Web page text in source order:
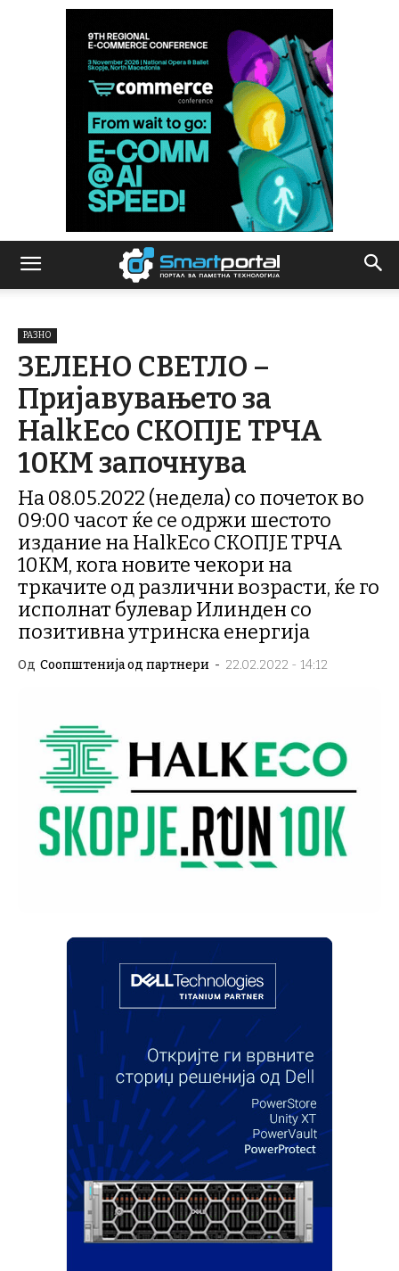
РАЗНО
ЗЕЛЕНО СВЕТЛО –
Пријавувањето за
HalkEco СКОПЈЕ ТРЧА
10КМ започнува
На 08.05.2022 (недела) со почеток во
09:00 часот ќе се одржи шестото
издание на HalkEco СКОПЈЕ ТРЧА
10КМ, кога новите чекори на
тркачите од различни возрасти, ќе го
исполнат булевар Илинден со
позитивна утринска енергија
Од Соопштенија од партнери - 22.02.2022 - 14:12